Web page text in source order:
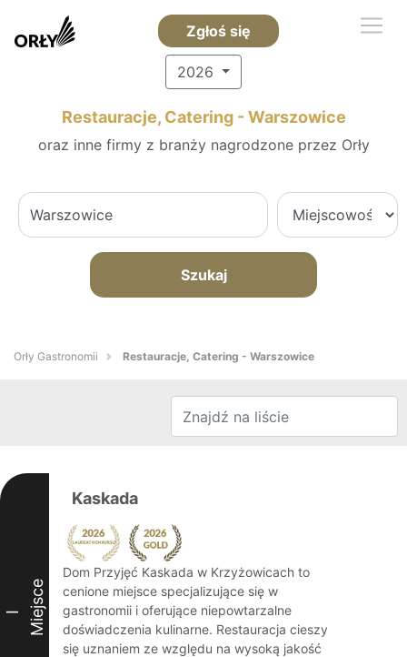
Zgłoś się
2026
Restauracje, Catering - Warszowice
oraz inne firmy z branży nagrodzone przez Orły
Szukaj
Orły Gastronomii Restauracje, Catering - Warszowice
I Miejsce
Kaskada
Dom Przyjęć Kaskada w Krzyżowicach to
cenione miejsce specjalizujące się w
gastronomii i oferujące niepowtarzalne
doświadczenia kulinarne. Restauracja cieszy
się uznaniem ze względu na wysoką jakość